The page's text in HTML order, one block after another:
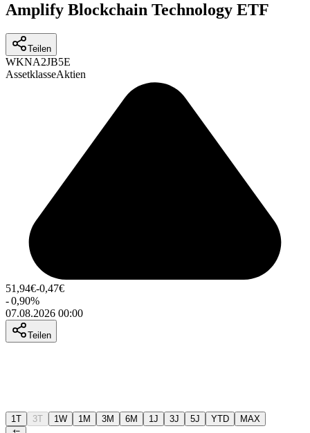
Amplify Blockchain Technology ETF
Teilen
WKNA2JB5E
AssetklasseAktien
51,94€-0,47€
-0,90%
07.08.2026 00:00
Teilen
1T 3T 1W 1M 3M 6M 1J 3J 5J YTD MAX